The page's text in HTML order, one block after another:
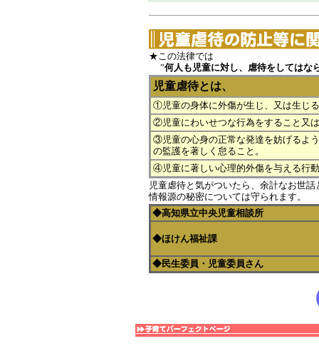
★この法律では
”何人も児童に対し、虐待をしてはな
児童虐待とは、
①児童の身体に外傷が生じ、又は生じ
②児童にわいせつな行為をすること又
③児童の心身の正常な発達を妨げるよ
の監護を著しく怠ること。
④児童に著しい心理的外傷を与える行
児童虐待と気がついたら、余計なお世
情報源の秘密については守られます。
◆高知県立中央児童相談所
◆ほけん福祉課
◆民生委員・児童委員さん